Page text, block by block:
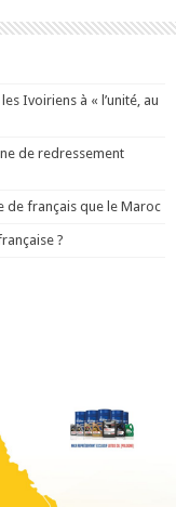
Ivoiriens à « l’unité, au
de redressement
de français que le Maroc
?